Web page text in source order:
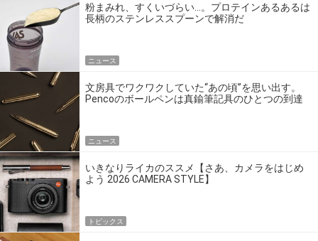
粉まみれ、すくいづらい…。プロテインあるあるは
長柄のステンレススプーンで解消だ
ニュース
文房具でワクワクしていた“あの頃”を思い出す。
Pencoのボールペンは真鍮筆記具のひとつの到達
ニュース
いきなりライカのススメ【さあ、カメラをはじめ
よう 2026 CAMERA STYLE】
トピックス